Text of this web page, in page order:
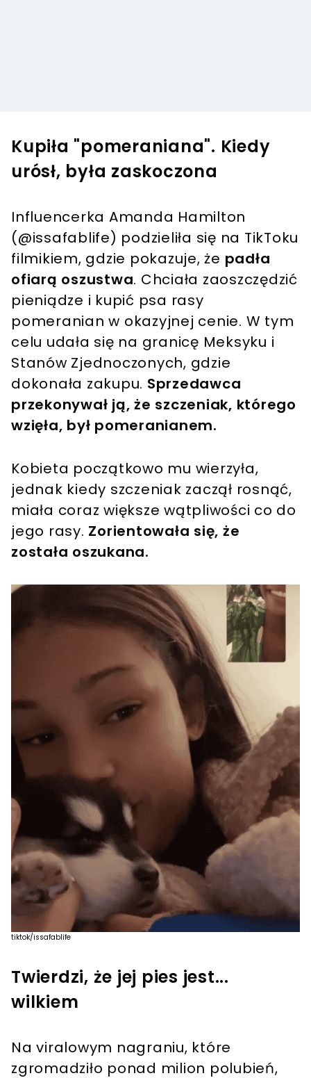
Kupiła "pomeraniana". Kiedy
urósł, była zaskoczona
Influencerka Amanda Hamilton
(@issafablife) podzieliła się na TikToku
filmikiem, gdzie pokazuje, że padła
ofiarą oszustwa. Chciała zaoszczędzić
pieniądze i kupić psa rasy
pomeranian w okazyjnej cenie. W tym
celu udała się na granicę Meksyku i
Stanów Zjednoczonych, gdzie
dokonała zakupu. Sprzedawca
przekonywał ją, że szczeniak, którego
wzięła, był pomeranianem.
Kobieta początkowo mu wierzyła,
jednak kiedy szczeniak zaczął rosnąć,
miała coraz większe wątpliwości co do
jego rasy. Zorientowała się, że
została oszukana.
tiktok/issafablife
Twierdzi, że jej pies jest...
wilkiem
Na viralowym nagraniu, które
zgromadziło ponad milion polubień,